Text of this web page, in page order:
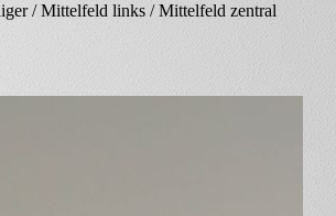
/ Mittelfeld links / Mittelfeld zentral